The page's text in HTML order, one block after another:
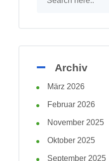
Archiv
März 2026
Februar 2026
November 2025
Oktober 2025
September 2025